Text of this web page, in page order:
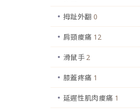
拇趾外翻 0
肩頸痠痛 12
滑鼠手 2
膝蓋疼痛 1
延遲性肌肉痠痛 1